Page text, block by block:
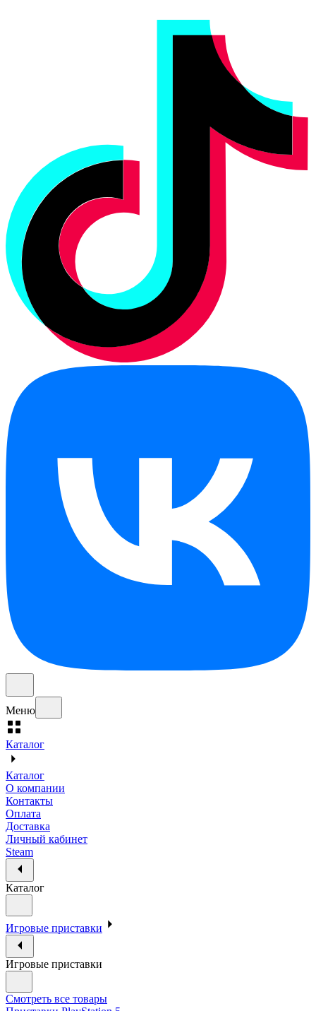
Меню
Каталог
Каталог
О компании
Контакты
Оплата
Доставка
Личный кабинет
Steam
Каталог
Игровые приставки
Игровые приставки
Смотреть все товары